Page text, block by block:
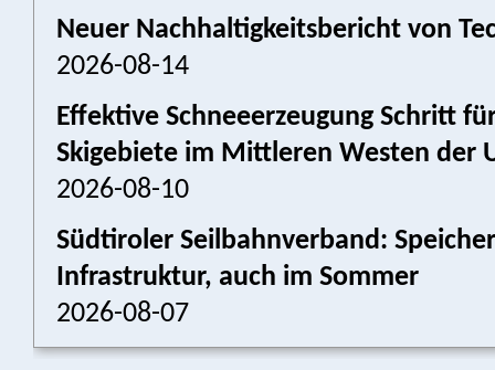
Neuer Nachhaltigkeitsbericht von
2026-08-14
Effektive Schneeerzeugung Schritt
Skigebiete im Mittleren Westen der
2026-08-10
Südtiroler Seilbahnverband:
Infrastruktur, auch im Sommer
2026-08-07